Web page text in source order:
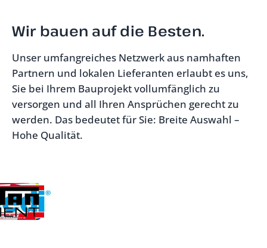
Wir bauen auf die Besten.
Unser umfangreiches Netzwerk aus namhaften
Partnern und lokalen Lieferanten erlaubt es uns,
Sie bei Ihrem Bauprojekt vollumfänglich zu
versorgen und all Ihren Ansprüchen gerecht zu
werden. Das bedeutet für Sie: Breite Auswahl –
Hohe Qualität.